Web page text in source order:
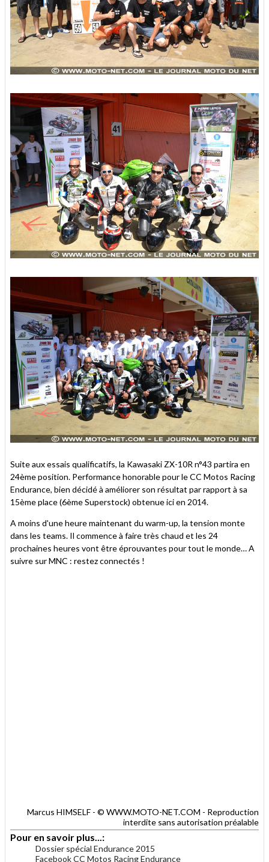
Suite aux essais qualificatifs, la Kawasaki ZX-10R n°43 partira en
24ème position. Performance honorable pour le CC Motos Racing
Endurance, bien décidé à améliorer son résultat par rapport à sa
15ème place (6ème Superstock) obtenue ici en 2014.
A moins d'une heure maintenant du warm-up, la tension monte
dans les teams. Il commence à faire très chaud et les 24
prochaines heures vont être éprouvantes pour tout le monde… A
suivre sur MNC : restez connectés !
Marcus HIMSELF - © WWW.MOTO-NET.COM - Reproduction
interdite sans autorisation préalable
Pour en savoir plus...:
Dossier spécial Endurance 2015
Facebook CC Motos Racing Endurance